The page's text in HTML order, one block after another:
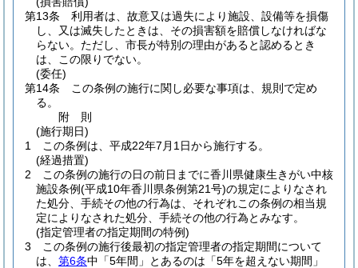
第13条
利用者は、故意又は過失により施設、設備等を損傷
し、又は滅失したときは、その損害額を賠償しなければな
らない。 ただし、市長が特別の理由があると認めるとき
は、この限りでない。
(委任)
第14条
この条例の施行に関し必要な事項は、規則で定め
る。
附 則
(施行期日)
1
この条例は、平成22年7月1日から施行する。
(経過措置)
2
この条例の施行の日の前日までに香川県健康生きがい中核
施設条例(平成10年香川県条例第21号)の規定によりなされ
た処分、手続その他の行為は、それぞれこの条例の相当規
定によりなされた処分、手続その他の行為とみなす。
(指定管理者の指定期間の特例)
3
この条例の施行後最初の指定管理者の指定期間について
は、 第6条中「5年間」とあるのは「5年を超えない期間」